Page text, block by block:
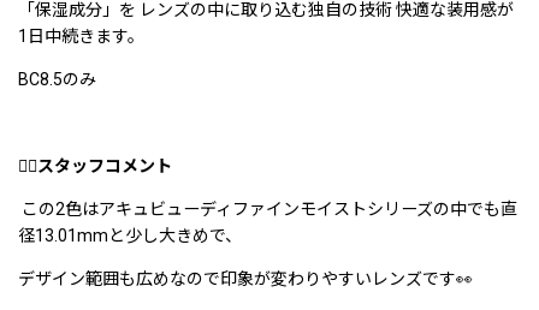
「保湿成分」を レンズの中に取り込む独自の技術 快適な装用感が
1日中続きます。
BC8.5のみ
👉🏻スタッフコメント
この2色はアキュビューディファインモイストシリーズの中でも直
径13.01mmと少し大きめで、
デザイン範囲も広めなので印象が変わりやすいレンズです👀